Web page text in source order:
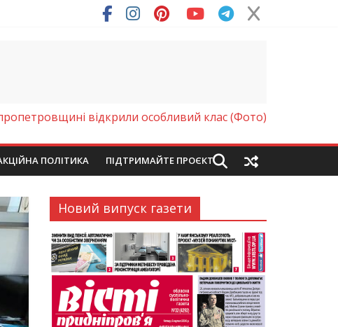
відкрили особливий клас (Фото)
ПОЛІТИКА ПІДТРИМАЙТЕ ПРОЄКТ
Новий випуск газети